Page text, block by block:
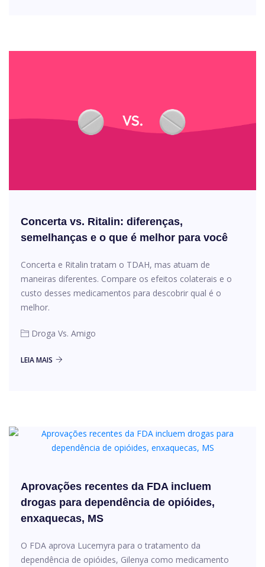
Concerta vs. Ritalin: diferenças,
semelhanças e o que é melhor para você
Concerta e Ritalin tratam o TDAH, mas atuam de
maneiras diferentes. Compare os efeitos colaterais e o
custo desses medicamentos para descobrir qual é o
melhor.
Droga Vs. Amigo
LEIA MAIS
Aprovações recentes da FDA incluem
drogas para dependência de opióides,
enxaquecas, MS
O FDA aprova Lucemyra para o tratamento da
dependência de opióides, Gilenya como medicamento